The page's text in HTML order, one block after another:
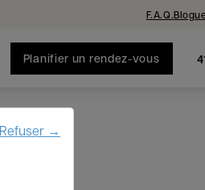
F.A.Q.
Planifier un rendez-vous
Refuser →